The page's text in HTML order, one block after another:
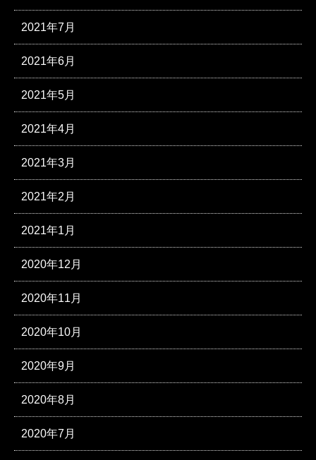
2021年7月
2021年6月
2021年5月
2021年4月
2021年3月
2021年2月
2021年1月
2020年12月
2020年11月
2020年10月
2020年9月
2020年8月
2020年7月